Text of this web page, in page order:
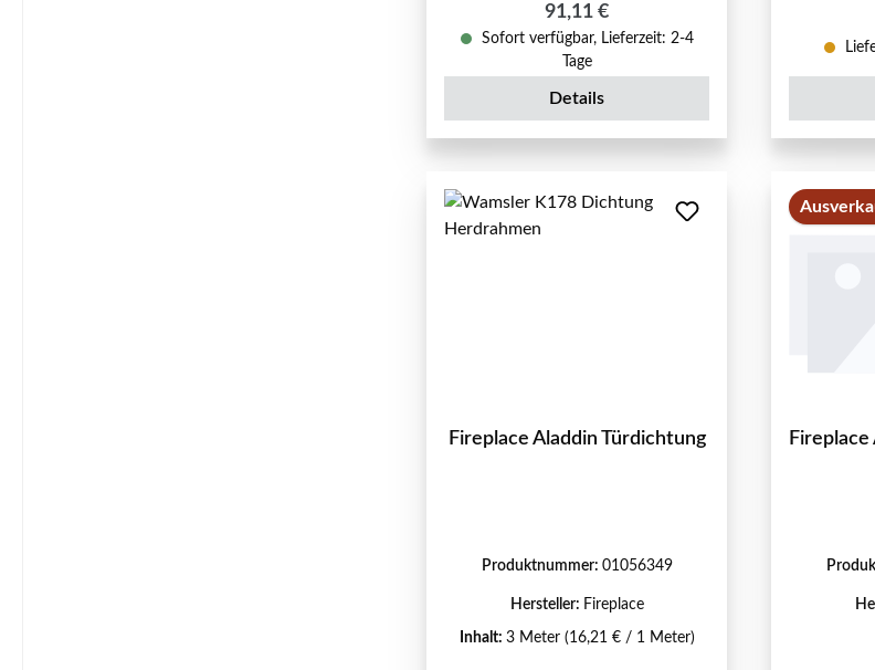
Regulärer Preis:
91,11 €
Sofort verfügbar, Lieferzeit: 2-4
Tage
Details
Fireplace Aladdin Türdichtung
Produktnummer: 01056349
Hersteller: Fireplace
Inhalt: 3 Meter (16,21 € / 1 Meter)